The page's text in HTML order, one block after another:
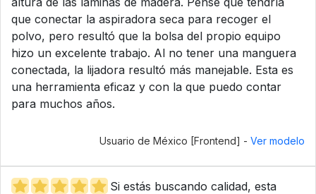
que conectar la aspiradora seca para recoger el
polvo, pero resultó que la bolsa del propio equipo
hizo un excelente trabajo. Al no tener una manguera
conectada, la lijadora resultó más manejable. Esta es
una herramienta eficaz y con la que puedo contar
para muchos años.
Usuario de México [Frontend] - Ver modelo
Si estás buscando calidad, esta